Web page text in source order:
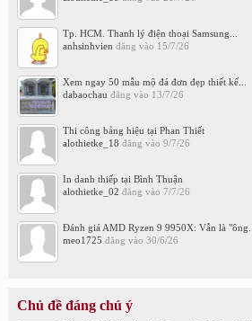
Tp. HCM. Thanh lý điện thoại Samsung...
anhsinhvien đăng vào 15/7/26
Xem ngay 50 mẫu mộ đá đơn đẹp thiết kế...
dabaochau đăng vào 13/7/26
Thi công bảng hiệu tại Phan Thiết
alothietke_18 đăng vào 9/7/26
In danh thiếp tại Bình Thuận
alothietke_02 đăng vào 7/7/26
Đánh giá AMD Ryzen 9 9950X: Vẫn là "ông...
meo1725 đăng vào 30/6/26
Chủ đề đáng chú ý